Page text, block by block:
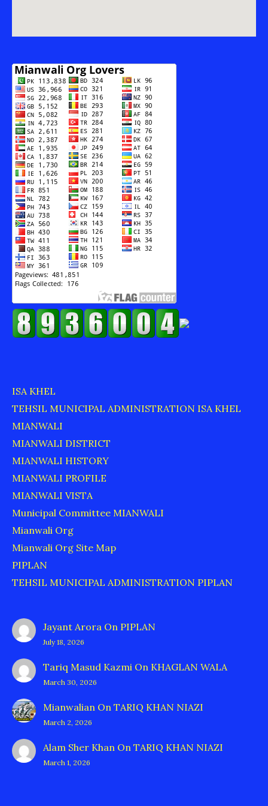
ISA KHEL
TEHSIL MUNICIPAL ADMINISTRATION ISA KHEL
MIANWALI
MIANWALI DISTRICT
MIANWALI HISTORY
MIANWALI PROFILE
MIANWALI VISTA
Municipal Committee MIANWALI
Mianwali Org
Mianwali Org Site Map
PIPLAN
TEHSIL MUNICIPAL ADMINISTRATION PIPLAN
Jayant Arora On PIPLAN
July 18, 2026
Tariq Masud Kazmi On KHAGLAN WALA
March 30, 2026
Mianwalian On TARIQ KHAN NIAZI
March 2, 2026
Alam Sher Khan On TARIQ KHAN NIAZI
March 1, 2026